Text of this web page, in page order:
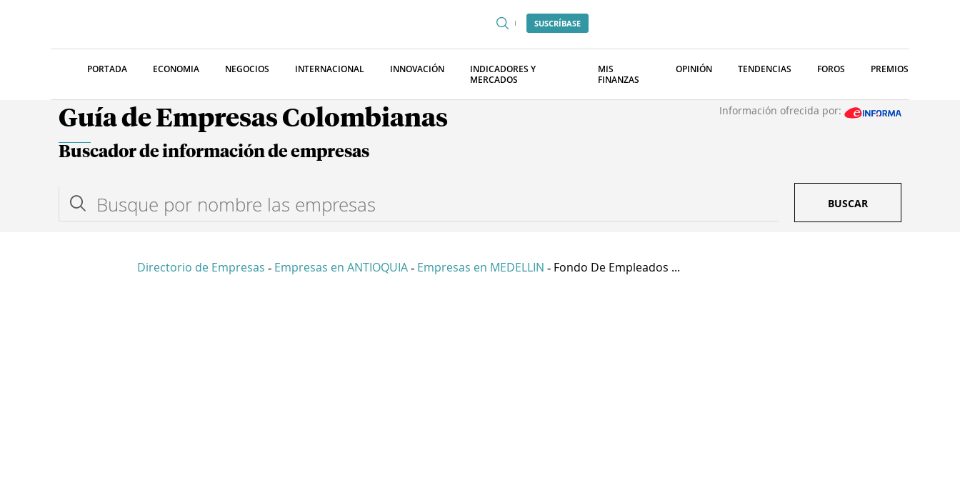
SUSCRÍBASE
PORTADA ECONOMIA NEGOCIOS INTERNACIONAL INNOVACIÓN
INDICADORES Y
MERCADOS
MIS
FINANZAS
OPINIÓN TENDENCIAS FOROS PREMIOS
Guía de Empresas Colombianas Información ofrecida por:
Buscador de información de empresas
BUSCAR
Directorio de Empresas - Empresas en ANTIOQUIA - Empresas en MEDELLIN - Fondo De Empleados ...